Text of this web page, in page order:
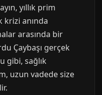
yıllık prim
krizi anında
arasında bir
Çaybaşı gerçek
gibi, sağlık
uzun vadede size